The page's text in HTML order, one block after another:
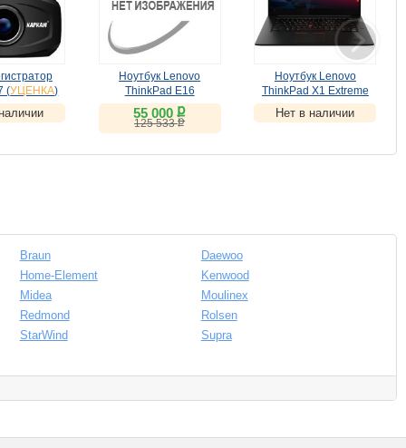
(УЦЕНКА)
Ноутбук Lenovo
ThinkPad E16
(21JN009KRT)
(УЦЕНКА)
55 000ք
125 533ք
Ноутбук Lenovo
ThinkPad X1 Extreme
G3 T (20TK002YRT)
(УЦЕНКА)
Нет в наличии
Braun
Daewoo
Home-Element
Kenwood
Midea
Moulinex
Redmond
Rolsen
StarWind Supra